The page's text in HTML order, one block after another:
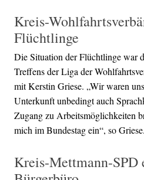
Kreis-
Flüchtlinge
Die Situation der Flüchtlinge war
Treffens der Liga der
mit Kerstin Griese. „Wir waren
Unterkunft unbedingt auch
Zugang zu Arbeitsmöglichkeiten
mich im Bundestag ein“, so Griese.
Kreis-Mettmann-SPD